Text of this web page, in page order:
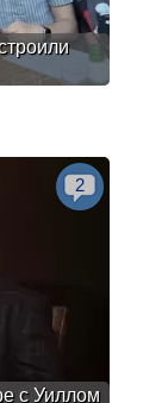
с Уиллом
2